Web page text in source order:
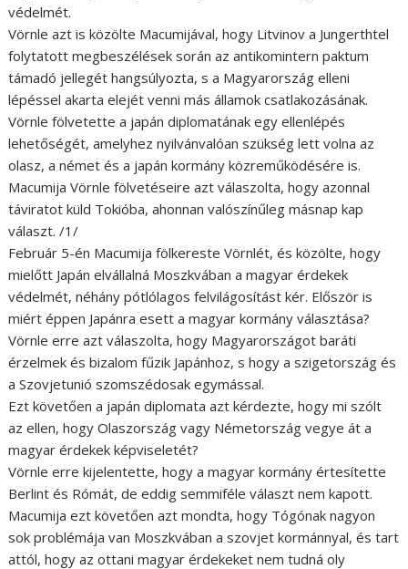
védelmét.
Vörnle azt is közölte Macumijával, hogy Litvinov a Jungerthtel
folytatott megbeszélések során az antikomintern paktum
támadó jellegét hangsúlyozta, s a Magyarország elleni
lépéssel akarta elejét venni más államok csatlakozásának.
Vörnle fölvetette a japán diplomatának egy ellenlépés
lehetőségét, amelyhez nyilvánvalóan szükség lett volna az
olasz, a német és a japán kormány közreműködésére is.
Macumija Vörnle fölvetéseire azt válaszolta, hogy azonnal
táviratot küld Tokióba, ahonnan valószínűleg másnap kap
választ. /1/
Február 5-én Macumija fölkereste Vörnlét, és közölte, hogy
mielőtt Japán elvállalná Moszkvában a magyar érdekek
védelmét, néhány pótlólagos felvilágosítást kér. Először is
miért éppen Japánra esett a magyar kormány választása?
Vörnle erre azt válaszolta, hogy Magyarországot baráti
érzelmek és bizalom fűzik Japánhoz, s hogy a szigetország és
a Szovjetunió szomszédosak egymással.
Ezt követően a japán diplomata azt kérdezte, hogy mi szólt
az ellen, hogy Olaszország vagy Németország vegye át a
magyar érdekek képviseletét?
Vörnle erre kijelentette, hogy a magyar kormány értesítette
Berlint és Rómát, de eddig semmiféle választ nem kapott.
Macumija ezt követően azt mondta, hogy Tógónak nagyon
sok problémája van Moszkvában a szovjet kormánnyal, és tart
attól, hogy az ottani magyar érdekeket nem tudná oly